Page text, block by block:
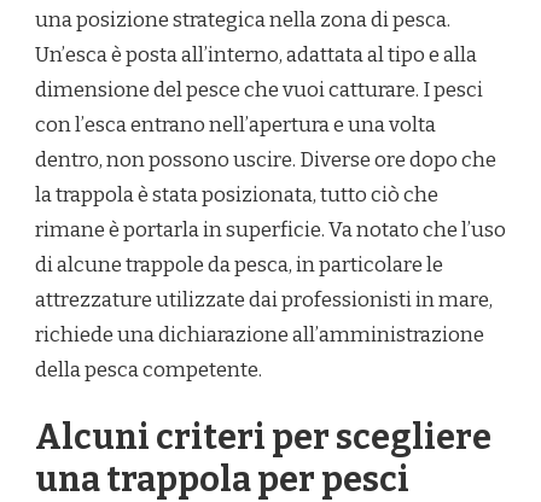
una posizione strategica nella zona di pesca.
Un’esca è posta all’interno, adattata al tipo e alla
dimensione del pesce che vuoi catturare. I pesci
con l’esca entrano nell’apertura e una volta
dentro, non possono uscire. Diverse ore dopo che
la trappola è stata posizionata, tutto ciò che
rimane è portarla in superficie. Va notato che l’uso
di alcune trappole da pesca, in particolare le
attrezzature utilizzate dai professionisti in mare,
richiede una dichiarazione all’amministrazione
della pesca competente.
Alcuni criteri per scegliere
una trappola per pesci